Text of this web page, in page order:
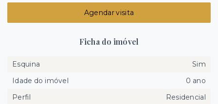
Agendar visita
Ficha do imóvel
Esquina
Sim
Idade do imóvel
0 ano
Perfil
Residencial